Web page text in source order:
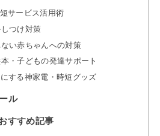
サービス活用術
つけ対策
い赤ちゃんへの対策
・子どもの発達サポート
する神家電・時短グッズ
ル
すすめ記事